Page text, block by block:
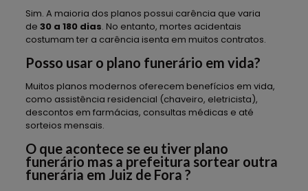
Sim. A maioria dos planos possui carência que varia
de 30 a 180 dias. No entanto, mortes acidentais
costumam ter a carência isenta em muitos contratos.
Posso usar o plano funerário em vida?
Muitos planos modernos oferecem benefícios em vida,
como assistência residencial (chaveiro, eletricista),
descontos em farmácias, consultas médicas e até
sorteios mensais.
O que acontece se eu tiver plano
funerário mas a prefeitura sortear outra
funerária em Juiz de Fora ?